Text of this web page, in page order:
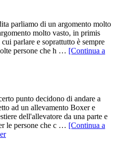
parliamo di un argomento molto
molto vasto, in primis
parlare e soprattutto è sempre
persone che h … [Continua a
punto decidono di andare a
ad un allevamento Boxer e
dell'allevatore da una parte e
le persone che c … [Continua a